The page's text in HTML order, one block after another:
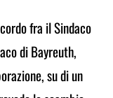
fra il Sindaco
di Bayreuth,
su di un